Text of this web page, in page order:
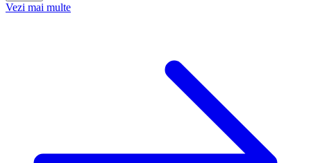
Vezi mai multe